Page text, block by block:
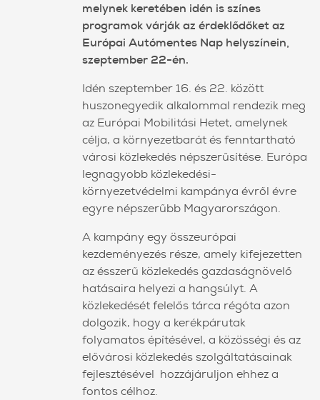
melynek keretében idén is színes
programok várják az érdeklődőket az
Európai Autómentes Nap helyszínein,
szeptember 22-én.
Idén szeptember 16. és 22. között
huszonegyedik alkalommal rendezik meg
az Európai Mobilitási Hetet, amelynek
célja, a környezetbarát és fenntartható
városi közlekedés népszerűsítése. Európa
legnagyobb közlekedési-
környezetvédelmi kampánya évről évre
egyre népszerűbb Magyarországon.
A kampány egy összeurópai
kezdeményezés része, amely kifejezetten
az ésszerű közlekedés gazdaságnövelő
hatásaira helyezi a hangsúlyt. A
közlekedését felelős tárca régóta azon
dolgozik, hogy a kerékpárutak
folyamatos építésével, a közösségi és az
elővárosi közlekedés szolgáltatásainak
fejlesztésével hozzájáruljon ehhez a
fontos célhoz.